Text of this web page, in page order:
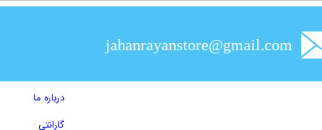
jahanrayanstore@gmail.com
درباره ما
گارانتی